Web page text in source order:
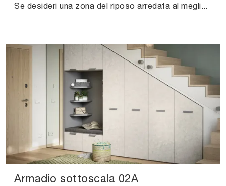
Se desideri una zona del riposo arredata al meglio, scegli l'armadio Armadio 11B con ante battenti di Cinquanta3!
Armadio sottoscala 02A